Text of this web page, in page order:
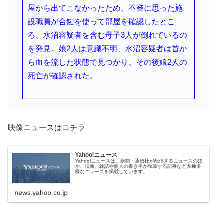
屋から出てこなかったため、不審に思った施
設職員が合鍵を使って部屋を確認したとこ
ろ、水沼容疑者を含む母子3人が倒れているの
を発見。娘2人は意識不明、水沼容疑者は首か
ら血を流した状態で見つかり、その後娘2人の
死亡が確認された。
映像ニュースはコチラ
Yahoo!ニュース
Yahoo!ニュースは、新聞・通信社が配信するニュースのほ
か、映像、雑誌や個人の書き手が執筆する記事など多種多
様なニュースを掲載しています。
news.yahoo.co.jp